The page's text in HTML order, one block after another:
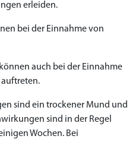
erleiden.
bei der Einnahme von
auch bei der Einnahme
sind ein trockener Mund und
sind in der Regel
Wochen. Bei